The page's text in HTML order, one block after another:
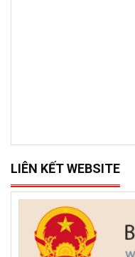
LIÊN KẾT WEBSITE